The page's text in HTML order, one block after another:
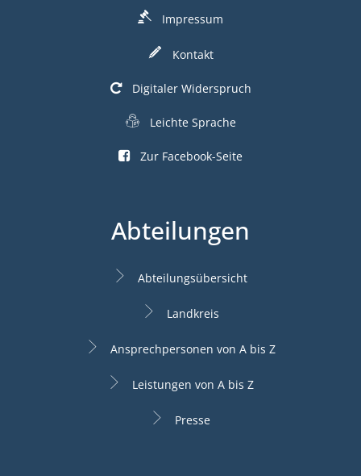
Impressum
Kontakt
Digitaler Widerspruch
Leichte Sprache
Zur Facebook-Seite
Abteilungen
Abteilungsübersicht
Landkreis
Ansprechpersonen von A bis Z
Leistungen von A bis Z
Presse